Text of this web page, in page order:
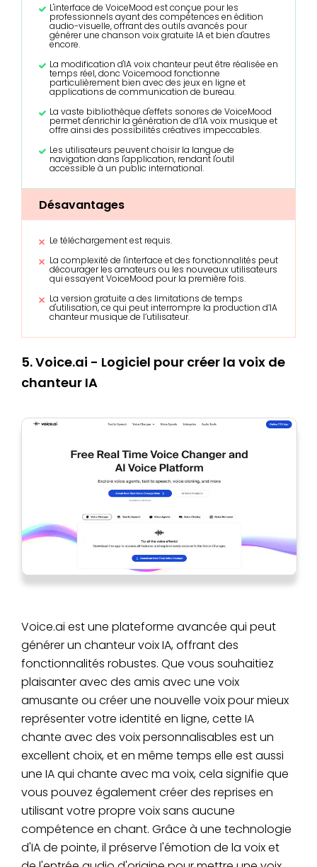
L'interface de VoiceMood est conçue pour les
professionnels ayant des compétences en édition
audio-visuelle, offrant des outils avancés pour
générer une chanson voix gratuite IA et bien d'autres
encore.
La modification d'IA voix chanteur peut être réalisée en
temps réel, donc Voicemood fonctionne
particulièrement bien avec des jeux en ligne et
applications de communication de bureau.
La vaste bibliothèque d'effets sonores de VoiceMood
permet d'enrichir la génération de d’IA voix musique et
offre ainsi des possibilités créatives impeccables.
Les utilisateurs peuvent choisir la langue de
navigation dans l'application, rendant l'outil
accessible à un public international.
Désavantages
Le téléchargement est requis.
La complexité de l'interface et des fonctionnalités peut
décourager les amateurs ou les nouveaux utilisateurs
qui essayent VoiceMood pour la première fois.
La version gratuite a des limitations de temps
d'utilisation, ce qui peut interrompre la production d’IA
chanteur musique de l’utilisateur.
5. Voice.ai - Logiciel pour créer la voix de
chanteur IA
Voice.ai est une plateforme avancée qui peut
générer un chanteur voix IA, offrant des
fonctionnalités robustes. Que vous souhaitiez
plaisanter avec des amis avec une voix
amusante ou créer une nouvelle voix pour mieux
représenter votre identité en ligne, cette IA
chante avec des voix personnalisables est un
excellent choix, et en même temps elle est aussi
une IA qui chante avec ma voix, cela signifie que
vous pouvez également créer des reprises en
utilisant votre propre voix sans aucune
compétence en chant. Grâce à une technologie
d'IA de pointe, il préserve l'émotion de la voix et